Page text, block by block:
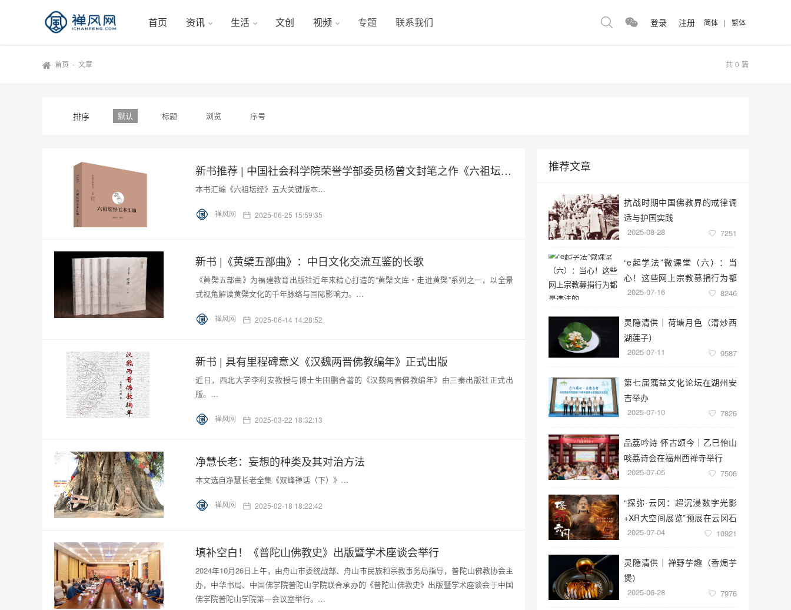
首页 资讯 生活 文创 视频 专题 联系我们 登录 注册 简体 | 繁体
首页 - 文章 共 0 篇
排序 默认 标题 浏览 序号
新书推荐 | 中国社会科学院荣誉学部委员杨曾文封笔之作《六祖坛经五本汇编》
本书汇编《六祖坛经》五大关键版本…
禅风网 2025-06-25 15:59:35
新书 |《黄檗五部曲》：中日文化交流互鉴的长歌
《黄檗五部曲》为福建教育出版社近年来精心打造的“黄檗文库・走进黄檗”系列之一，以全景
式视角解读黄檗文化的千年脉络与国际影响力。…
禅风网 2025-06-14 14:28:52
新书 | 具有里程碑意义《汉魏两晋佛教编年》正式出版
近日，西北大学李利安教授与博士生田鹏合著的《汉魏两晋佛教编年》由三秦出版社正式出
版。…
禅风网 2025-03-22 18:32:13
净慧长老：妄想的种类及其对治方法
本文选自净慧长老全集《双峰禅话（下）》…
禅风网 2025-02-18 18:22:42
填补空白！《普陀山佛教史》出版暨学术座谈会举行
2024年10月26日上午，由舟山市委统战部、舟山市民族和宗教事务局指导，普陀山佛教协会主
办，中华书局、中国佛学院普陀山学院联合承办的《普陀山佛教史》出版暨学术座谈会于中国
佛学院普陀山学院第一会议室举行。…
推荐文章
抗战时期中国佛教界的戒律调
适与护国实践
2025-08-28 7251
“e起学法”微课堂（六）：当
心！这些网上宗教募捐行为都
是违法的
2025-07-16 8246
灵隐清供｜​荷塘月色（清炒西
湖莲子）
2025-07-11 9587
第七届蕅益文化论坛在湖州安
吉举办
2025-07-10 7826
品荔吟诗 怀古颂今｜乙巳怡山
啖荔诗会在福州西禅寺举行
2025-07-05 7506
“探弥·云冈：超沉浸数字光影
+XR大空间展览”预展在云冈石
窟云冈美术馆启幕
2025-07-04 10921
灵隐清供｜​禅野芋趣（香焗芋
煲）
2025-06-28 7976